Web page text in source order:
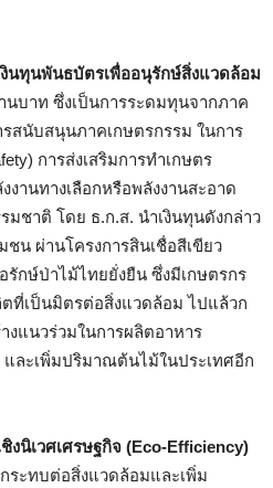
งินทุนพันธบัตรเพื่ออนุรักษ์สิ่งแวดล้อม
านบาท ซึ่งเป็นการระดมทุนจากภาค
สนับสนุนภาคเกษตรกรรม ในการ
การส่งเสริมการทำเกษตร
านทางเลือกหรือพลังงานสะอาด
มชาติ โดย ธ.ก.ส. นำเงินทุนดังกล่าว
น ผ่านโครงการสินเชื่อสีเขียว
รักษ์ป่าไม้ไทยยั่งยืน ซึ่งมีเกษตรกร
ที่เป็นมิตรต่อสิ่งแวดล้อม ไปแล้วก
งแนวร่วมในการผลิตอาหาร
ละเพิ่มปริมาณต้นไม้ในประเทศอีก
งนิเวศเศรษฐกิจ (Eco-Efficiency)
ระทบต่อสิ่งแวดล้อมและเพิ่ม